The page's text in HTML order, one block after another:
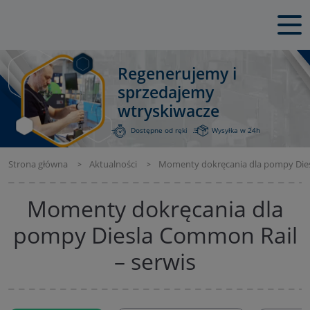
Regenerujemy i
sprzedajemy
wtryskiwacze
Dostępne od ręki Wysyłka w 24h
Strona główna Aktualności Momenty dokręcania dla pompy
Momenty dokręcania dla
pompy Diesla Common Rail
– serwis